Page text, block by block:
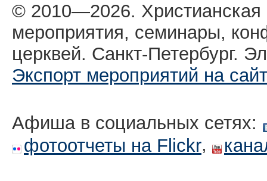
© 2010—2026.
мероприятия, семинары,
церквей. Санкт-Петербург.
Экспорт мероприятий на сайт
Афиша в социальных сетях:
фотоотчеты на Flickr,